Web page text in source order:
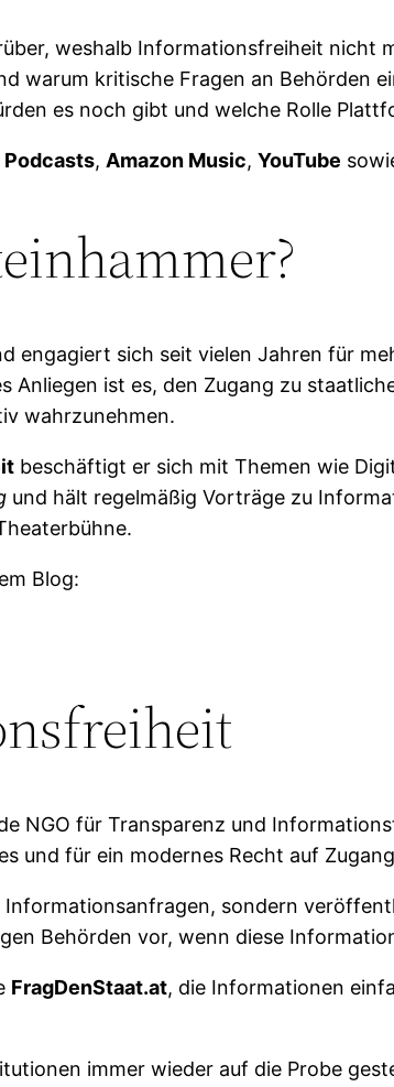
weshalb Informationsfreiheit nicht
warum kritische Fragen an Behörden
es noch gibt und welche Rolle
Podcasts, Amazon Music, YouTube
engagiert sich seit vielen Jahren für
Anliegen ist es, den Zugang zu
wahrzunehmen.
beschäftigt er sich mit Themen wie
und hält regelmäßig Vorträge zu
Blog:
NGO für Transparenz und
und für ein modernes Recht auf
sondern
Behörden vor, wenn diese
FragDenStaat.at, die Informationen
immer wieder auf die Probe